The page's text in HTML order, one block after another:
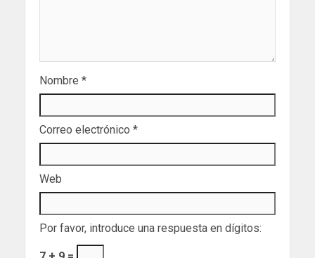
Nombre *
Correo electrónico *
Web
Por favor, introduce una respuesta en dígitos: